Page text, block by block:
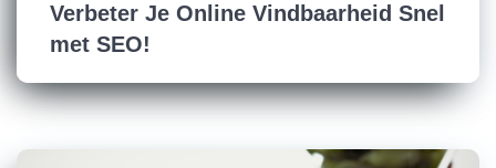
Verbeter Je Online Vindbaarheid Snel
met SEO!